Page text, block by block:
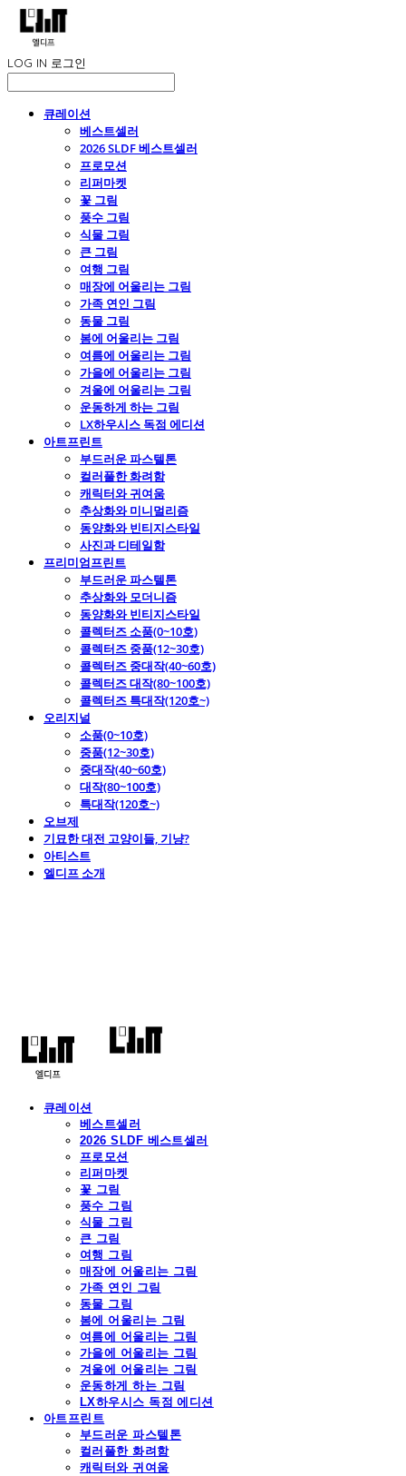
LOG IN 로그인
큐레이션
베스트셀러
2026 SLDF 베스트셀러
프로모션
리퍼마켓
꽃 그림
풍수 그림
식물 그림
큰 그림
여행 그림
매장에 어울리는 그림
가족 연인 그림
동물 그림
봄에 어울리는 그림
여름에 어울리는 그림
가을에 어울리는 그림
겨울에 어울리는 그림
운동하게 하는 그림
LX하우시스 독점 에디션
아트프린트
부드러운 파스텔톤
컬러풀한 화려함
캐릭터와 귀여움
추상화와 미니멀리즘
동양화와 빈티지스타일
사진과 디테일함
프리미엄프린트
부드러운 파스텔톤
추상화와 모더니즘
동양화와 빈티지스타일
콜렉터즈 소품(0~10호)
콜렉터즈 중품(12~30호)
콜렉터즈 중대작(40~60호)
콜렉터즈 대작(80~100호)
콜렉터즈 특대작(120호~)
오리지널
소품(0~10호)
중품(12~30호)
중대작(40~60호)
대작(80~100호)
특대작(120호~)
오브제
기묘한 대전 고양이들, 기냥?
아티스트
엘디프 소개
큐레이션
베스트셀러
2026 SLDF 베스트셀러
프로모션
리퍼마켓
꽃 그림
풍수 그림
식물 그림
큰 그림
여행 그림
매장에 어울리는 그림
가족 연인 그림
동물 그림
봄에 어울리는 그림
여름에 어울리는 그림
가을에 어울리는 그림
겨울에 어울리는 그림
운동하게 하는 그림
LX하우시스 독점 에디션
아트프린트
부드러운 파스텔톤
컬러풀한 화려함
캐릭터와 귀여움